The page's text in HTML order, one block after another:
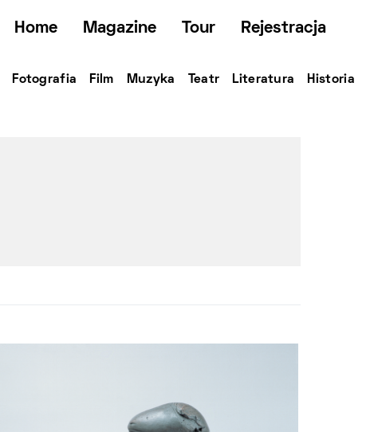
Home Magazine Tour Rejestracja
Fotografia Film Muzyka Teatr Literatura Historia